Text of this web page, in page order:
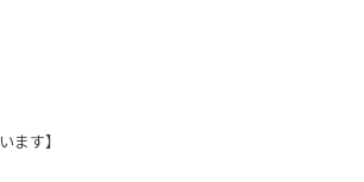
ます】